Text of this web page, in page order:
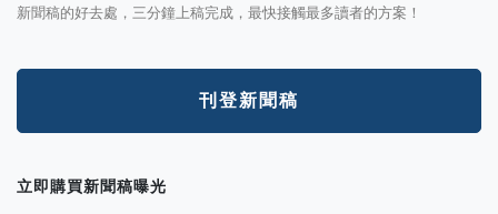
新聞稿的好去處，三分鐘上稿完成，最快接觸最多讀者的方案！
刊登新聞稿
立即購買新聞稿曝光